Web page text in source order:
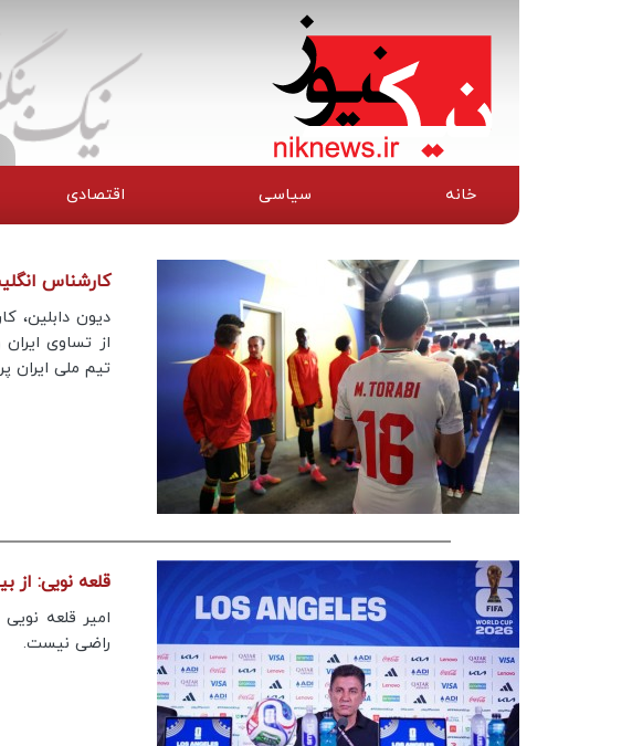
خانه سیاسی اقتصادی
کارشناس
دیون دابلین،
تیم ملی ایران
قلعه نویی: از
امیر قلعه
راضی نیست.